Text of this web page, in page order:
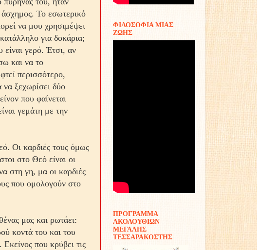
άσχημος. Το εσωτερικό
να μου χρησιμέψει
για δοκάρια;
γερό. Έτσι, αν
και να το
περισσότερο,
να ξεχωρίσει δύο
που φαίνεται
γεμάτη με την
Οι καρδιές τους όμως
στο Θεό είναι οι
στη γη, μα οι καρδιές
που ομολογούν στο
μας και ρωτάει:
κοντά του και του
που κρύβει τις
ΦΙΛΟΣΟΦΙΑ ΜΙΑΣ
ΖΩΗΣ
ΠΡΟΓΡΑΜΜΑ
ΑΚΟΛΟΥΘΙΩΝ
ΜΕΓΑΛΗΣ
ΤΕΣΣΑΡΑΚΟΣΤΗΣ